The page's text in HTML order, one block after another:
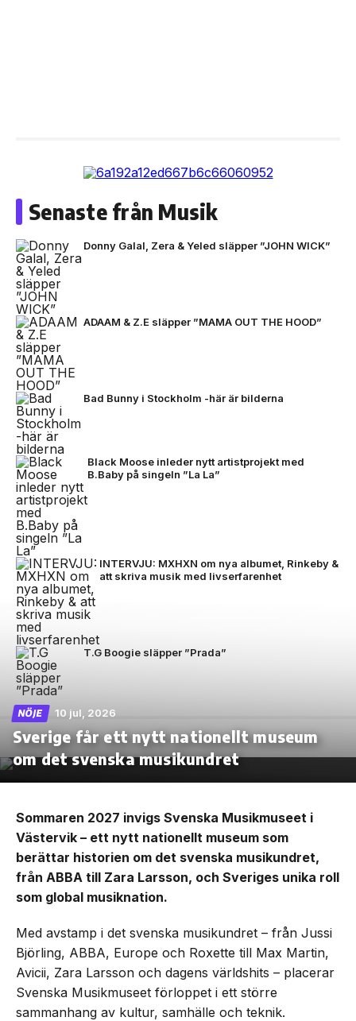
Senaste från Musik
Donny Galal, Zera & Yeled släpper ”JOHN WICK”
ADAAM & Z.E släpper ”MAMA OUT THE HOOD”
Bad Bunny i Stockholm -här är bilderna
Black Moose inleder nytt artistprojekt med
B.Baby på singeln ”La La”
INTERVJU: MXHXN om nya albumet, Rinkeby &
att skriva musik med livserfarenhet
T.G Boogie släpper ”Prada”
NÖJE 10 jul, 2026
Sverige får ett nytt nationellt museum
om det svenska musikundret
Sommaren 2027 invigs Svenska Musikmuseet i
Västervik – ett nytt nationellt museum som
berättar historien om det svenska musikundret,
från ABBA till Zara Larsson, och Sveriges unika roll
som global musiknation.
Med avstamp i det svenska musikundret – från Jussi
Björling, ABBA, Europe och Roxette till Max Martin,
Avicii, Zara Larsson och dagens världshits – placerar
Svenska Musikmuseet förloppet i ett större
sammanhang av kultur, samhälle och teknik.